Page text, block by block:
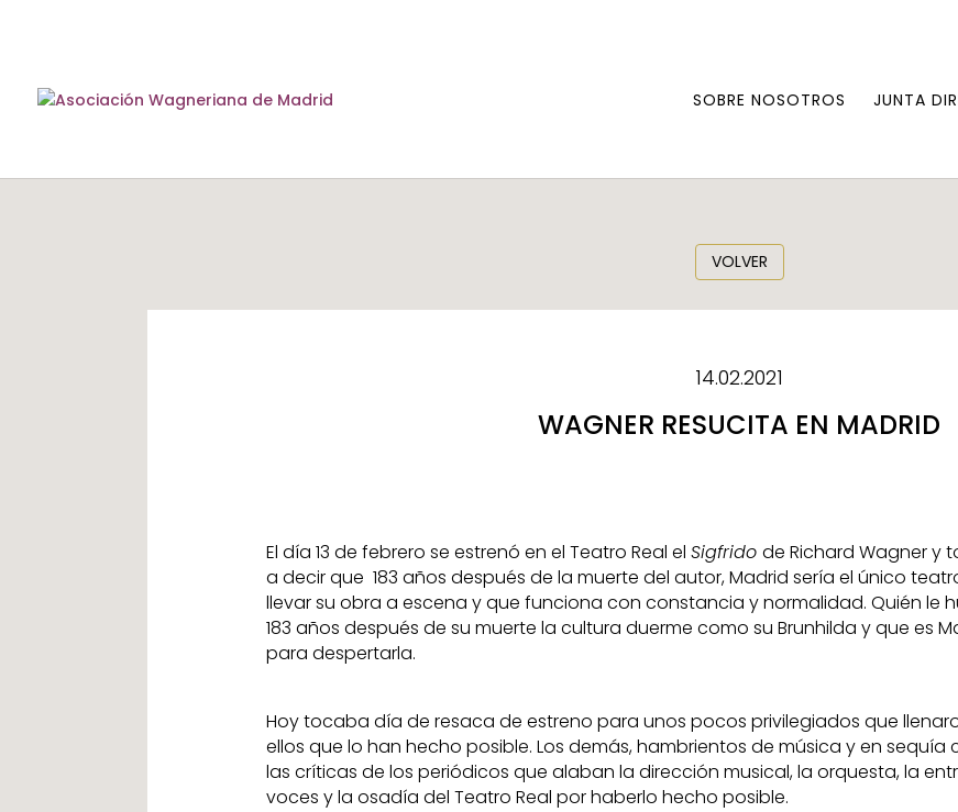
SOBRE NOSOTROS JUNTA
VOLVER
14.02.2021
WAGNER RESUCITA EN MADRID
El día 13 de febrero se estrenó en el Teatro Real el Sigfrido de Richard Wagner y
a decir que 183 años después de la muerte del autor, Madrid sería el único
llevar su obra a escena y que funciona con constancia y normalidad. Quién le
183 años después de su muerte la cultura duerme como su Brunhilda y que es
para despertarla.
Hoy tocaba día de resaca de estreno para unos pocos privilegiados que
ellos que lo han hecho posible. Los demás, hambrientos de música y en
las críticas de los periódicos que alaban la dirección musical, la orquesta, la
voces y la osadía del Teatro Real por haberlo hecho posible.